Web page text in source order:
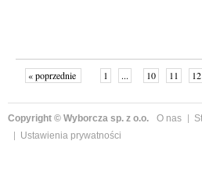
« poprzednie 1 ... 10 11 12
Copyright © Wyborcza sp. z o.o. O nas
Ustawienia prywatności